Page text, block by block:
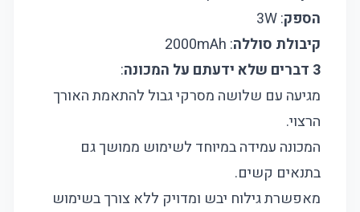
הספק: 3W
קיבולת סוללה: 2000mAh
3 דברים שלא ידעתם על המכונה
:
מגיעה עם שלושה מסרקי גבול להתאמת האורך
הרצוי.
המכונה עמידה במיוחד לשימוש ממושך גם
בתנאים קשים.
מאפשרת גילוח יבש ומדויק ללא צורך בשימוש